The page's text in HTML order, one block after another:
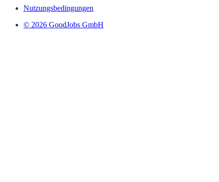
Nutzungsbedingungen
© 2026 GoodJobs GmbH